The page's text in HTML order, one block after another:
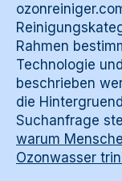
Rahmen
Technologie
beschrieben
die
Suchanfrage
warum
Ozonwasser